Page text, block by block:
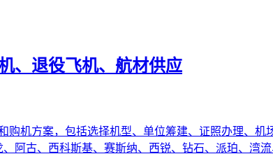
、退役飞机、航材供应
机方案，包括选择机型、单位筹建、证照办理、
阿古、西科斯基、赛斯纳、西锐、钻石、派珀、湾